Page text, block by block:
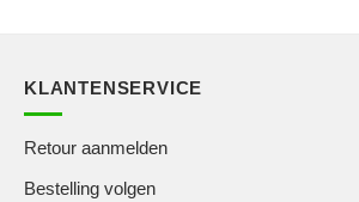
KLANTENSERVICE
Retour aanmelden
Bestelling volgen